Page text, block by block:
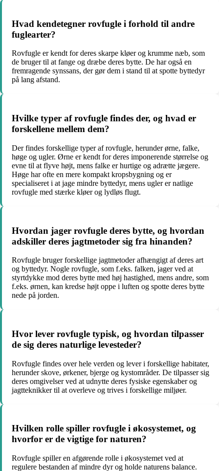
Hvad kendetegner rovfugle i forhold til andre
fuglearter?
Rovfugle er kendt for deres skarpe kløer og krumme næb, som
de bruger til at fange og dræbe deres bytte. De har også en
fremragende synssans, der gør dem i stand til at spotte byttedyr
på lang afstand.
Hvilke typer af rovfugle findes der, og hvad er
forskellene mellem dem?
Der findes forskellige typer af rovfugle, herunder ørne, falke,
høge og ugler. Ørne er kendt for deres imponerende størrelse og
evne til at flyve højt, mens falke er hurtige og adrætte jægere.
Høge har ofte en mere kompakt kropsbygning og er
specialiseret i at jage mindre byttedyr, mens ugler er natlige
rovfugle med stærke kløer og lydløs flugt.
Hvordan jager rovfugle deres bytte, og hvordan
adskiller deres jagtmetoder sig fra hinanden?
Rovfugle bruger forskellige jagtmetoder afhængigt af deres art
og byttedyr. Nogle rovfugle, som f.eks. falken, jager ved at
styrtdykke mod deres bytte med høj hastighed, mens andre, som
f.eks. ørnen, kan kredse højt oppe i luften og spotte deres bytte
nede på jorden.
Hvor lever rovfugle typisk, og hvordan tilpasser
de sig deres naturlige levesteder?
Rovfugle findes over hele verden og lever i forskellige habitater,
herunder skove, ørkener, bjerge og kystområder. De tilpasser sig
deres omgivelser ved at udnytte deres fysiske egenskaber og
jagtteknikker til at overleve og trives i forskellige miljøer.
Hvilken rolle spiller rovfugle i økosystemet, og
hvorfor er de vigtige for naturen?
Rovfugle spiller en afgørende rolle i økosystemet ved at
regulere bestanden af mindre dyr og holde naturens balance.